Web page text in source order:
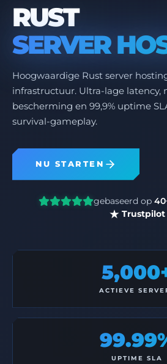
RUST
SERVER
Hoogwaardige Rust server
infrastructuur. Ultra-lage latency,
bescherming en 99,9% uptime
survival-gameplay.
NU STARTEN
gebaseerd op
Trustpilot
ACTIEVE
UPTIME SLA